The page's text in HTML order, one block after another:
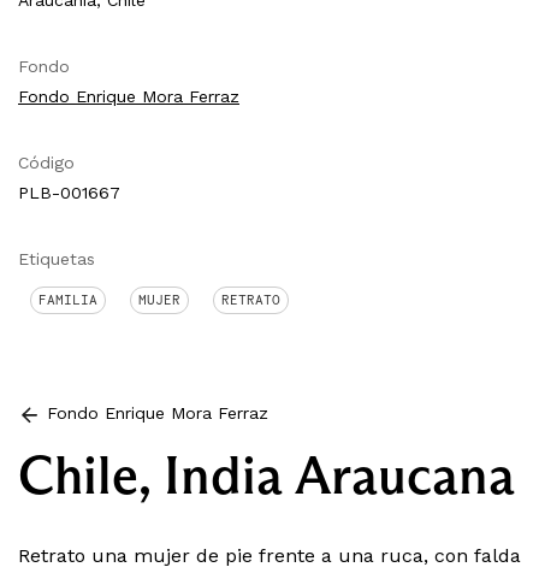
Fondo
Fondo Enrique Mora Ferraz
Código
PLB-001667
Etiquetas
FAMILIA MUJER RETRATO
Fondo Enrique Mora Ferraz
Chile, India Araucana
Retrato una mujer de pie frente a una ruca, con falda